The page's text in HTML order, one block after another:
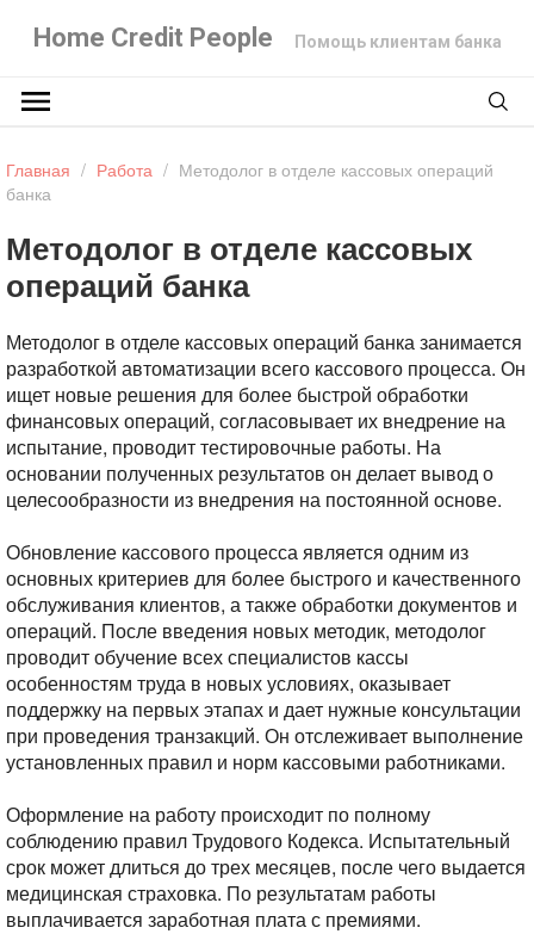
Home Credit People Помощь клиентам банка
Главная / Работа / Методолог в отделе кассовых операций
банка
Методолог в отделе кассовых
операций банка
Методолог в отделе кассовых операций банка занимается
разработкой автоматизации всего кассового процесса. Он
ищет новые решения для более быстрой обработки
финансовых операций, согласовывает их внедрение на
испытание, проводит тестировочные работы. На
основании полученных результатов он делает вывод о
целесообразности из внедрения на постоянной основе.
Обновление кассового процесса является одним из
основных критериев для более быстрого и качественного
обслуживания клиентов, а также обработки документов и
операций. После введения новых методик, методолог
проводит обучение всех специалистов кассы
особенностям труда в новых условиях, оказывает
поддержку на первых этапах и дает нужные консультации
при проведения транзакций. Он отслеживает выполнение
установленных правил и норм кассовыми работниками.
Оформление на работу происходит по полному
соблюдению правил Трудового Кодекса. Испытательный
срок может длиться до трех месяцев, после чего выдается
медицинская страховка. По результатам работы
выплачивается заработная плата с премиями.